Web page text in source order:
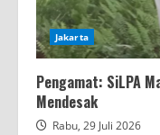
Jakarta
Pengamat: SiLPA
Mendesak
Rabu, 29 Juli 2026